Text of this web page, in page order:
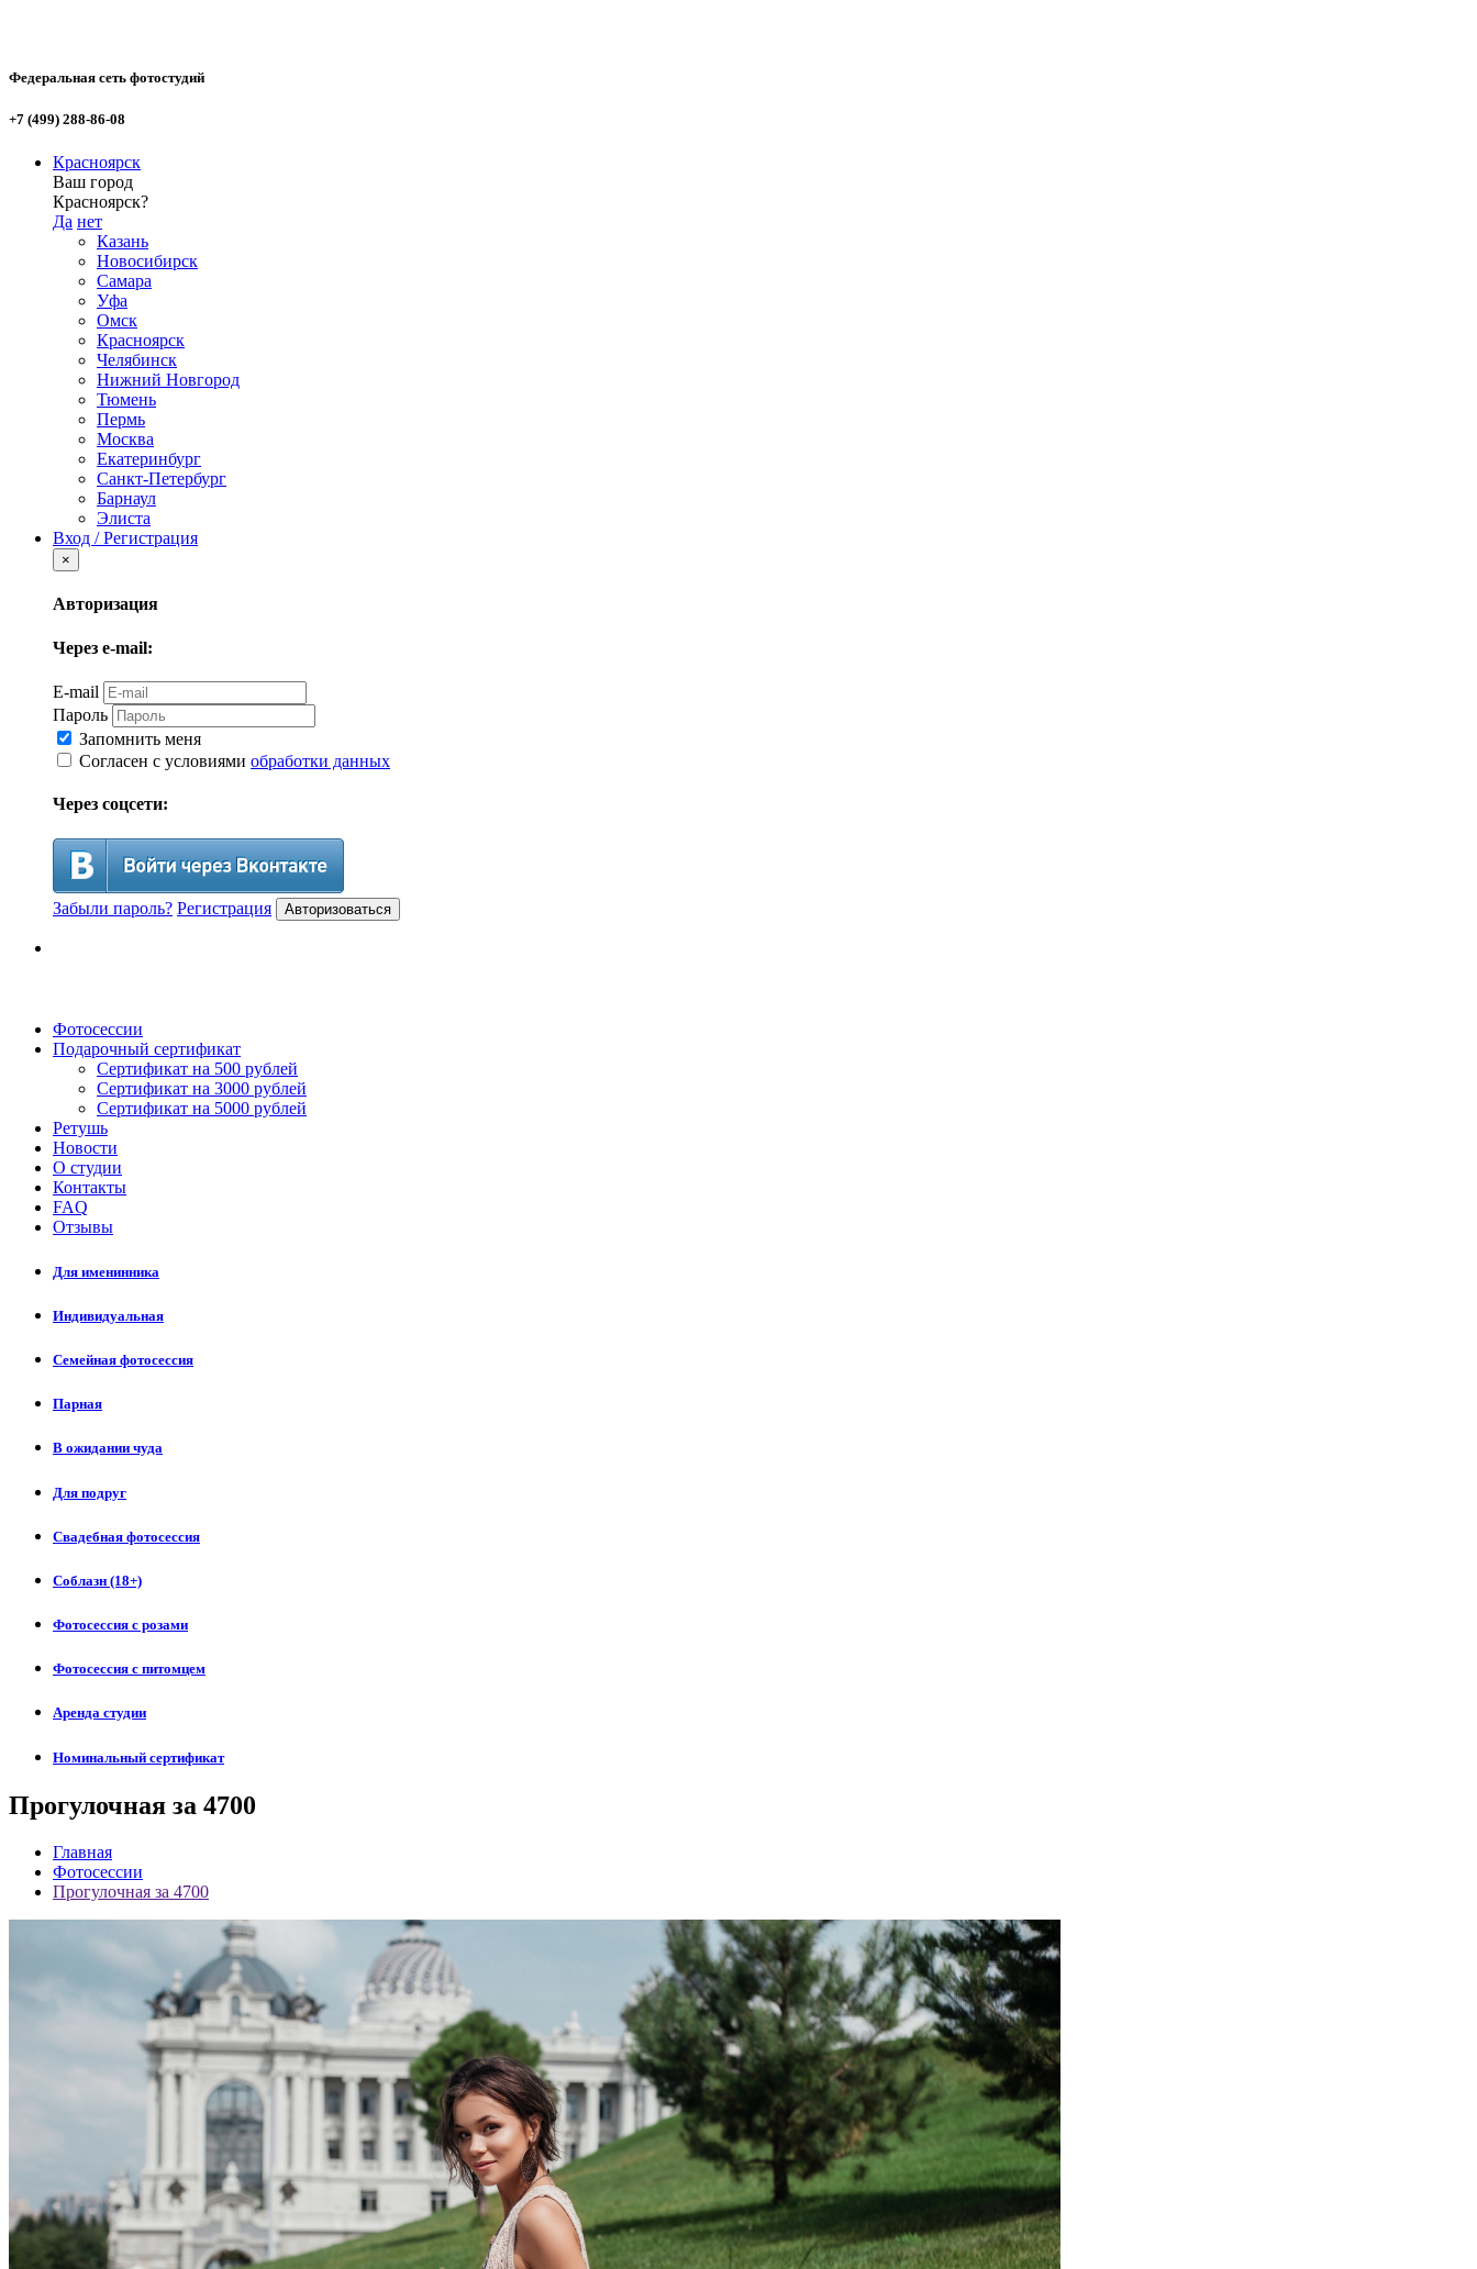
Федеральная сеть фотостудий
+7 (499) 288-86-08
Красноярск
Ваш город
Красноярск?
Да нет
Казань
Новосибирск
Самара
Уфа
Омск
Красноярск
Челябинск
Нижний Новгород
Тюмень
Пермь
Москва
Екатеринбург
Санкт-Петербург
Барнаул
Элиста
Вход / Регистрация
×
Авторизация
Через e-mail:
E-mail
Пароль
Запомнить меня
Согласен с условиями обработки данных
Через соцсети:
Забыли пароль? Регистрация Авторизоваться
Фотосессии
Подарочный сертификат
Сертификат на 500 рублей
Сертификат на 3000 рублей
Сертификат на 5000 рублей
Ретушь
Новости
О студии
Контакты
FAQ
Отзывы
Для именинника
Индивидуальная
Семейная фотосессия
Парная
В ожидании чуда
Для подруг
Свадебная фотосессия
Соблазн (18+)
Фотосессия с розами
Фотосессия с питомцем
Аренда студии
Номинальный сертификат
Прогулочная за 4700
Главная
Фотосессии
Прогулочная за 4700